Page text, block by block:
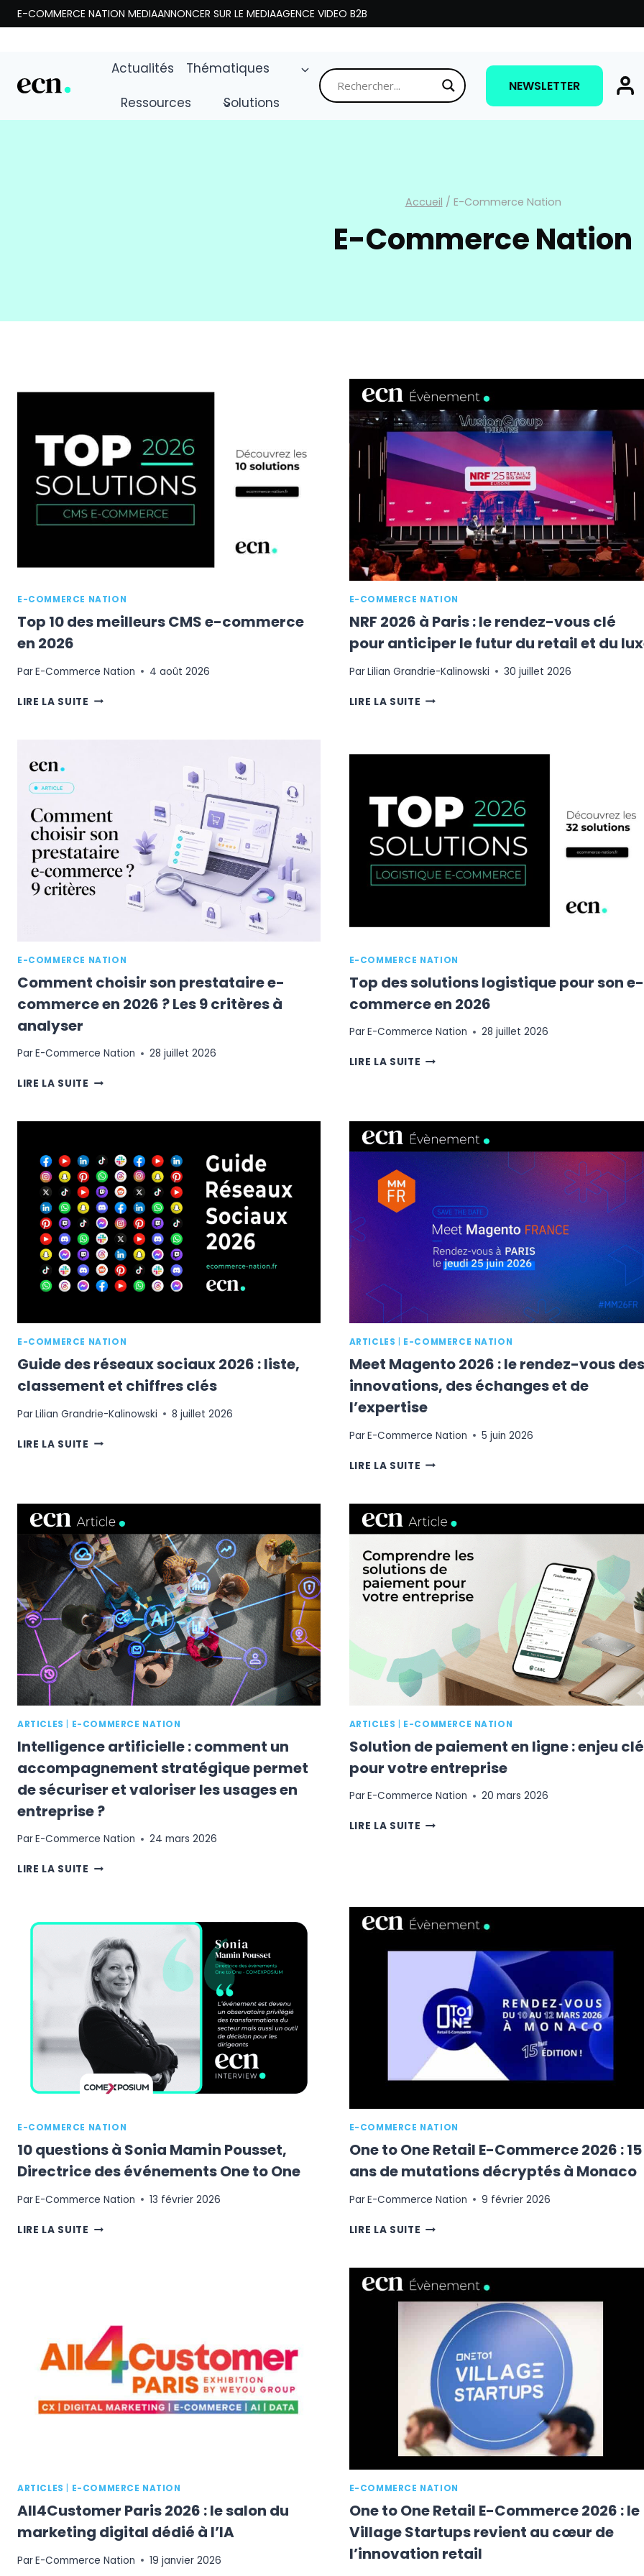
Aller
au
E-COMMERCE NATION MEDIAANNONCER SUR LE MEDIAAGENCE VIDEO B2B
Actualités
Thématiques
Ressources
Solutions
NEWSLETTER
Accueil / E-Commerce Nation
E-Commerce Nation
E-COMMERCE NATION
Top 10 des meilleurs CMS e-commerce
en 2026
ParE-Commerce Nation 4 août 2026
LIRE LA SUITE TOP
2026
E-COMMERCE NATION
NRF 2026 à Paris : le rendez-vous clé
pour anticiper le futur du retail et du
ParLilian Grandrie-Kalinowski 30 juillet 2026
LIRE LA SUITE NRF
:
VOUS
CLÉ
POUR
ANTICIPER
LE
FUTUR
ET
LUXE
E-COMMERCE NATION
Comment choisir son prestataire e-
commerce en 2026 ? Les 9 critères à
analyser
ParE-Commerce Nation 28 juillet 2026
LIRE LA SUITE COMMENT
PRESTATAIRE
COMMERCE
EN
2026
?
LES
CRITÈRES
À
ANALYSER
E-COMMERCE NATION
Top des solutions logistique pour son e-
commerce en 2026
ParE-Commerce Nation 28 juillet 2026
LIRE LA SUITE TOP
POUR
SON
E-
COMMERCE
E-COMMERCE NATION
Guide des réseaux sociaux 2026 : liste,
classement et chiffres clés
ParLilian Grandrie-Kalinowski 8 juillet 2026
LIRE LA SUITE GUIDE
2026
:
LISTE,
CLASSEMENT
ET
CHIFFRES
CLÉS
ARTICLES E-COMMERCE NATION
Meet Magento 2026 : le rendez-vous des
innovations, des échanges et de
l’expertise
ParE-Commerce Nation 5 juin 2026
LIRE LA SUITE MEET
:
LE
RENDEZ-
VOUS
DES
INNOVATIONS,
DES
L’EXPERTISE
ARTICLES E-COMMERCE NATION
Intelligence artificielle : comment un
accompagnement stratégique permet
de sécuriser et valoriser les usages en
entreprise ?
ParE-Commerce Nation 24 mars 2026
LIRE LA SUITE INTELLIGENCE
UN
ACCOMPAGNEMENT
STRATÉGIQUE
PERMET
DE
SÉCURISER
VALORISER
USAGES
EN
ENTREPRISE
ARTICLES E-COMMERCE NATION
Solution de paiement en ligne : enjeu clé
pour votre entreprise
ParE-Commerce Nation 20 mars 2026
LIRE LA SUITE SOLUTION
CLÉ
ENTREPRISE
E-COMMERCE NATION
10 questions à Sonia Mamin Pousset,
Directrice des événements One to One
ParE-Commerce Nation 13 février 2026
LIRE LA SUITE 10
DES
ÉVÉNEMENTS
ONE
E-COMMERCE NATION
One to One Retail E-Commerce 2026 : 15
ans de mutations décryptés à Monaco
ParE-Commerce Nation 9 février 2026
LIRE LA SUITE ONE
RETAIL
E-
COMMERCE
ANS
DE
MUTATIONS
DÉCRYPTÉS
À
MONACO
ARTICLES E-COMMERCE NATION
All4Customer Paris 2026 : le salon du
marketing digital dédié à l’IA
ParE-Commerce Nation 19 janvier 2026
E-COMMERCE NATION
One to One Retail E-Commerce 2026 : le
Village Startups revient au cœur de
l’innovation retail